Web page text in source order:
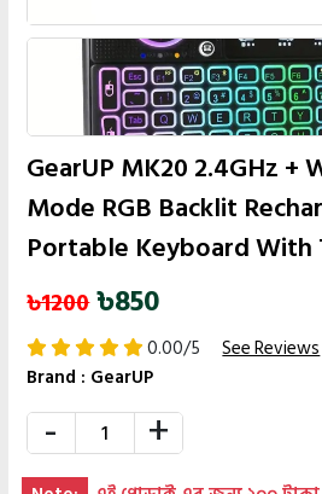
GearUP MK20 2.4GHz +
Mode RGB Backlit
Portable Keyboard With
৳1200৳850
0.00/5
See Reviews
Brand : GearUP
- +